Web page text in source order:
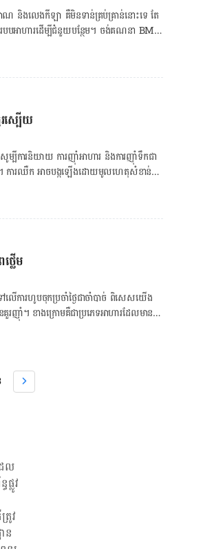
តិ
ធរំលាយអាហារដំណើរការបានល្អ
ល្ហុងទុំ ផ្លែចេក ផ្លែប៊ឺ ផ្លែឪឡឹក ផ្លែក្រូច
ណ និងលេងកីឡា គឺមិនទាន់គ្រប់គ្រាន់នោះទេ​ តែ
ើម្បីជំនួយបន្ថែម។ ចង់គណនា BMR
តេអ៊ីនអាចជួយបង្កើតអាមីណូអាស៊ីត ហើយក៏
ែកវីតាមីន B ជួយសម្រួលចលនាមុខងាររបស់
ាយរឹងមាំល្អ។ ២.សាច់ត្រី សាច់ត្រីក៏មាន
សម្បូរទៅដោយអាស៊ីតខ្លាញ់អូមេហ្គា៣ ជំនួយ
ត្រីដែលយើងអាចញ៉ាំមានដូចជា ពពួកត្រី
ចជា សាច់ចំឡកជ្រូក សាច់គោ និងសាច់ទ្រូងមាន់
ាច់ដុំ និងជំនួយថាមពលផងដែរ។ ៤.ទឹកដោះ
អត្ថប្រយោជន៍ដល់ការរាងកាយ បង្កើន
បំផុតដែលគួរញ៉ាំទឹកដោះគោស្រស់ ដើម្បីបង្កើន
ែផ្លែឈើ ចង់បានសាច់ដុំល្អ ត្រូវញ៉ាំសាច់ និង
ស្បើយ
បីការនិយាយ ការញ៉ាំអាហារ និងការញ៉ាំទឹកជា
េរោគ រលាកផ្លូវដង្ហើម និង ករណីខ្លះអាច
រិធីសាស្ដ្រងាយៗ រួមចំណែកជួយ​សម្រួល​អាការៈ​
ពពួកបាក់តេរីដែលបង្កការរលាកនោះ
គ្រាន់ ក្នុងអំឡុងពេលដែលយើងកំពុងឈឺគឺជារឿងចំ
រឈឺកបានដែរ។ យើងអាចអនុវត្ដវីធីនេះឲ្យ
ោម១០ឆ្នាំ មិនគួរសាកល្បងវិធីនេះបានឡើយ។
ានត្រឹមត្រូវ ពិសេសពពួកអាហារដែលមាន
ឪឡឹក នំប៉័ង បាយជ្រាយ ឬបបរជាដើម។
ើម
ើការហូបចុកប្រចាំថ្ងៃជាចាំបាច់ ពិសេសយើង
ញ៉ាំ។ ខាងក្រោមគឺជាប្រភេទអាហារដែលមាន
ែលថ្លើមយើងត្រូវការ។ បន្លែ និង ផ្លែឈើទាំង
ែម ឪឡឹក ផ្លែប៉ោម ស្ពៃបៃតង ប៉េងបោះ ស្ពៃ
ភេទអាហារសម្រន់យើងចូលចិត្ដញ៉ាំ គឺសុទ្ធតែ
អាល់ម៉ុន គ្រាប់ផ្កាឈូករ័ត្ន គ្រាប់ល្ពៅ គ្រាប់
ពីអត្ថប្រយោជន៍ ពពួកខ្លាញ់ត្រី ដែលជាអាហារ
។ ខ្លាញ់ត្រីគឺសម្បូរទៅដោយអាស៊ីតខ្លាញ់ […]
ល​
លូវ
រូវ​
ន​